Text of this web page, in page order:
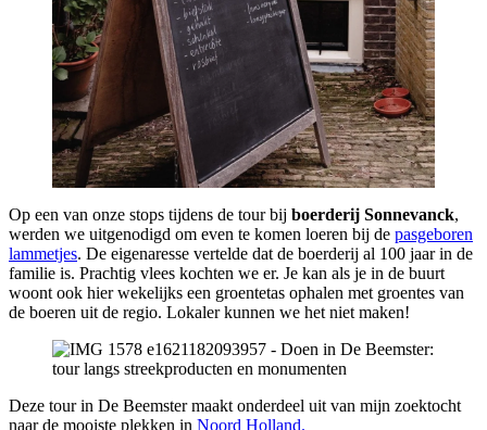
Op een van onze stops tijdens de tour bij boerderij Sonnevanck,
werden we uitgenodigd om even te komen loeren bij de pasgeboren
lammetjes. De eigenaresse vertelde dat de boerderij al 100 jaar in de
familie is. Prachtig vlees kochten we er. Je kan als je in de buurt
woont ook hier wekelijks een groentetas ophalen met groentes van
de boeren uit de regio. Lokaler kunnen we het niet maken!
Deze tour in De Beemster maakt onderdeel uit van mijn zoektocht
naar de mooiste plekken in Noord Holland.